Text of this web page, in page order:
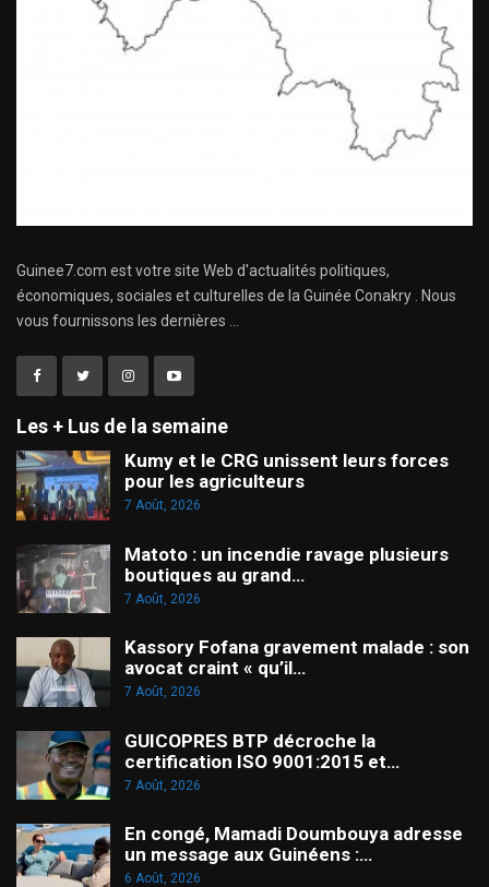
Guinee7.com est votre site Web d'actualités politiques,
économiques, sociales et culturelles de la Guinée Conakry . Nous
vous fournissons les dernières ...
Les + Lus de la semaine
Kumy et le CRG unissent leurs forces
pour les agriculteurs
7 Août, 2026
Matoto : un incendie ravage plusieurs
boutiques au grand…
7 Août, 2026
Kassory Fofana gravement malade : son
avocat craint « qu’il…
7 Août, 2026
GUICOPRES BTP décroche la
certification ISO 9001:2015 et…
7 Août, 2026
En congé, Mamadi Doumbouya adresse
un message aux Guinéens :…
6 Août, 2026